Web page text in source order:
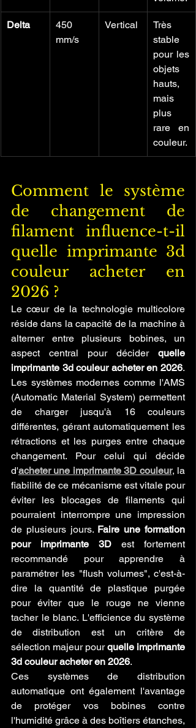
Delta
450
mm/s
Vertical
Très
stable
pour les
objets
hauts,
mais
plus
rare en
couleur.
Comment le système
de changement de
filament influence-t-il
quelle imprimante 3d
couleur acheter en
2026 ?
Le cœur de la technologie multicolore
réside dans la capacité de la machine à
alterner entre plusieurs bobines, un
aspect central pour décider quelle
imprimante 3d couleur acheter en 2026.
Les systèmes modernes comme l'AMS
(Automatic Material System) permettent
de charger jusqu'à 16 couleurs
différentes, gérant automatiquement les
rétractions et les purges entre chaque
changement. Pour celui qui décide
d'acheter une imprimante 3D couleur, la
fiabilité de ce mécanisme est vitale pour
éviter les blocages de filaments qui
pourraient interrompre une impression
de plusieurs jours. Faire une formation
pour imprimante 3D est fortement
recommandé pour apprendre à
paramétrer les "flush volumes", c'est-à-
dire la quantité de plastique purgée
pour éviter que le rouge ne vienne
tacher le blanc. L'efficience du système
de distribution est un critère de
sélection majeur pour quelle imprimante
3d couleur acheter en 2026.
Ces systèmes de distribution
automatique ont également l'avantage
de protéger vos bobines contre
l'humidité grâce à des boîtiers étanches,